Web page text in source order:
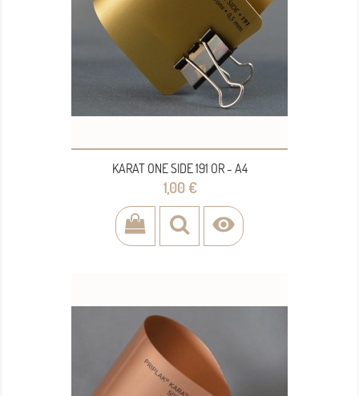
KARAT ONE SIDE 191 OR - A4
Prix
1,00 €
